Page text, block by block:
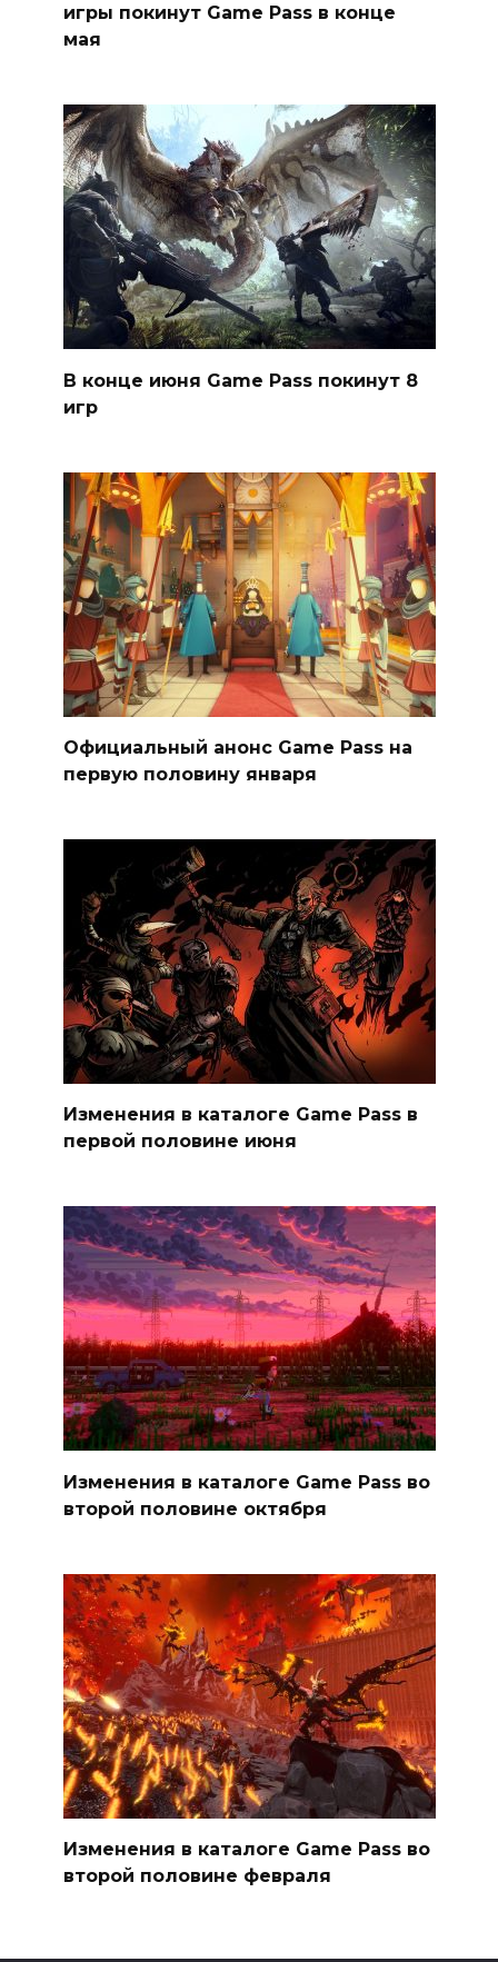
игры покинут Game Pass в конце
мая
В конце июня Game Pass покинут 8
игр
Официальный анонс Game Pass на
первую половину января
Изменения в каталоге Game Pass в
первой половине июня
Изменения в каталоге Game Pass во
второй половине октября
Изменения в каталоге Game Pass во
второй половине февраля